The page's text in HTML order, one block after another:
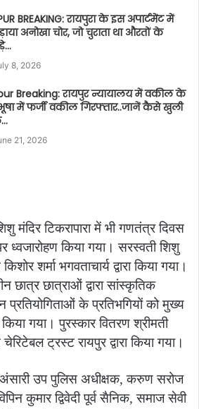
BREAKING: रायपुरा के इस अपार्टमेंट में
अनोखा चोर, जो चुराता था औरतों के
8, 2026
Breaking: रायपुर न्यायालय में वकील के
में फर्जी वकील गिरफ्तार..जानें कैसे खुली
21, 2026
मंदिर टिकरापारा में भी गणतंत्र दिवस
किया गया। सरस्वती शिशु
शर्मा भगवताचार्य द्वारा किया गया।
छात्र छात्राओं द्वारा सांस्कृतिक
प्रतियोगिताओं के प्रतिभगियों को मुख्य
किया गया। पुरस्कार वितरण श्रीमती
ट्रस्ट रायपुर द्वारा किया गया।
उप पुलिस अधीक्षक, करुण सरोज
कुमार द्विवेदी पूर्व सैनिक, समाज सेवी